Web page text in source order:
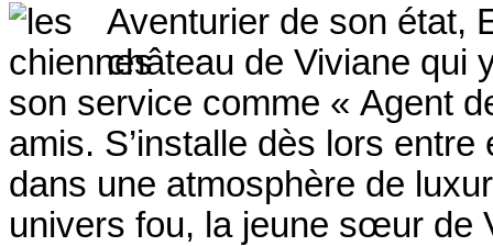
Aventurier de son état,
château de Viviane qui
son service comme « Agent
amis. S’installe dès lors
dans une atmosphère de
univers fou, la jeune sœur de